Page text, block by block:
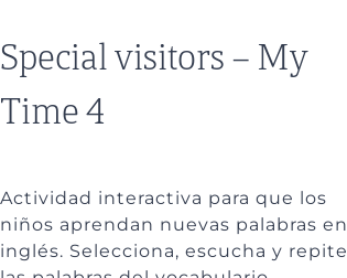
Special visitors – My
Time 4
Actividad interactiva para que los
niños aprendan nuevas palabras en
inglés. Selecciona, escucha y repite